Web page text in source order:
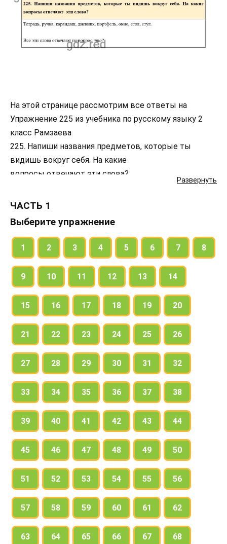
Развернуть
На этой странице рассмотрим все ответы на
Упражнение 225 из учебника по русскому языку 2
класс Рамзаева
225. Напиши названия предметов, которые ты
видишь вокруг себя. На какие
вопросы отвечают эти слова?
ЧАСТЬ 1
Выберите упражнение
1 2 3 4 5 6 7 8
9 10 11 12 13 14
15 16 17 18 19 20
21 22 23 24 25 26
27 28 29 30 31 32
33 34 35 36 37 38
39 40 41 42 43 44
45 46 47 48 49 50
51 52 53 54 55 56
57 58 59 60 61 62
63 64 65 66 67 68